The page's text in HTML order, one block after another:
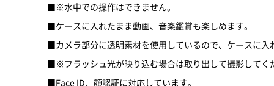
■※水中での操作はできません。
■ケースに入れたまま動画、音楽鑑賞も楽しめます。
■カメラ部分に透明素材を使用しているので、ケースに
■※フラッシュ光が映り込む場合は取り出して撮影してく
■Face ID、顔認証に対応しています。